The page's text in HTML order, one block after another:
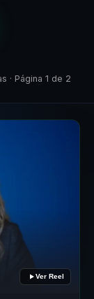
· Página 1 de 2
Ver Reel